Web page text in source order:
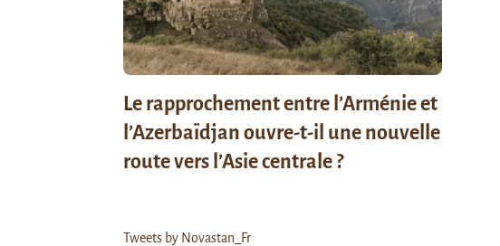
Le rapprochement entre l’Arménie et
l’Azerbaïdjan ouvre-t-il une nouvelle
route vers l’Asie centrale ?
Tweets by Novastan_Fr